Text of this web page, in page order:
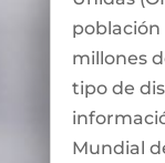
población
millones
tipo de
Mundial